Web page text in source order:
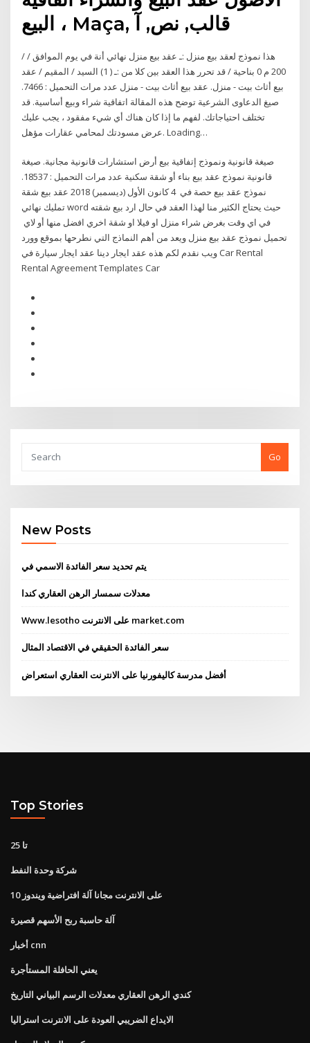
البيع ، Maça, قالب, نص, آ
هذا نموذج لعقد بيع منزل :ـ عقد بيع منزل نهائي أنة في يوم الموافق / /
200 م 0 بناحية / قد تحرر هذا العقد بين كلا من :ـ ( 1) السيد / المقيم / عقد
بيع أثاث بيت - منزل. عقد بيع أثاث بيت - منزل عدد مرات التحميل : 7466.
صيغ الدعاوى الشرعية توضح هذه المقالة اتفاقية شراء وبيع أساسية. قد
تختلف احتياجاتك. لفهم ما إذا كان هناك أي شيء مفقود ، يجب عليك
عرض مسودتك لمحامي عقارات مؤهل. Loading…
صيغة قانونية ونموذج إتفاقية بيع أرض استشارات قانونية مجانية. صيغة
قانونية نموذج عقد بيع بناء أو شقة سكنية عدد مرات التحميل : 18537.
نموذج عقد بيع حصة في 4 كانون الأول (ديسمبر) 2018 عقد بيع شقة
تمليك نهائي word حيث يحتاج الكثير منا لهذا العقد في حال ارد بيع شقته
في اي وقت بغرض شراء منزل او فيلا او شقة اخري افضل منها أو لاي
تحميل نموذج عقد بيع منزل ويعد من أهم النماذج التي نطرحها بموقع وورد
ويب نقدم لكم هذه عقد ايجار دينا عقد ايجار سيارة في Car Rental
Rental Agreement Templates Car
Go
New Posts
يتم تحديد سعر الفائدة الاسمي في
معدلات سمسار الرهن العقاري كندا
Www.lesotho على الانترنت market.com
سعر الفائدة الحقيقي في الاقتصاد المثال
أفضل مدرسة كاليفورنيا على الانترنت العقاري استعراض
Top Stories
تا 25
شركة وحدة النفط
على الانترنت مجانا آلة افتراضية ويندوز 10
آلة حاسبة ربح الأسهم قصيرة
أخبار cnn
يعني الحافلة المستأجرة
كندي الرهن العقاري معدلات الرسم البياني التاريخ
الايداع الضريبي العودة على الانترنت استراليا